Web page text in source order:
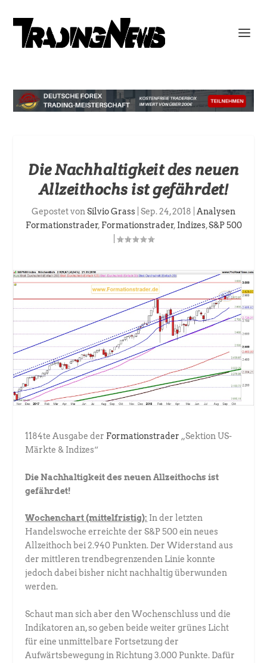
Die Nachhaltigkeit des neuen
Allzeithochs ist gefährdet!
Gepostet vonSilvio Grass Sep. 24, 2018
Analysen
Formationstrader, Formationstrader, Indizes,S&P 500
1184te Ausgabe der Formationstrader „Sektion US-
Märkte & Indizes“
Die Nachhaltigkeit des neuen Allzeithochs ist
gefährdet!
Wochenchart (mittelfristig): In der letzten
Handelswoche erreichte der S&P 500 ein neues
Allzeithoch bei 2.940 Punkten. Der Widerstand aus
der mittleren trendbegrenzenden Linie konnte
jedoch dabei bisher nicht nachhaltig überwunden
werden.
Schaut man sich aber den Wochenschluss und die
Indikatoren an, so geben beide weiter grünes Licht
für eine unmittelbare Fortsetzung der
Aufwärtsbewegung in Richtung 3.000 Punkte. Dafür